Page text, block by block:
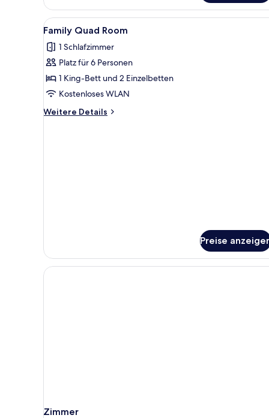
2 Schlafzimmer,
Verbindungszimmer
(Interconnecting
Alle
Fotos
für
Family
Quad
Room
anzeigen
Hochwertige Bettwaren,
5
Family Quad Room
1 Schlafzimmer
Platz für 6 Personen
1 King-Bett und 2 Einzelbetten
Kostenloses WLAN
Weitere Details
Weitere
Preise
Zimmer